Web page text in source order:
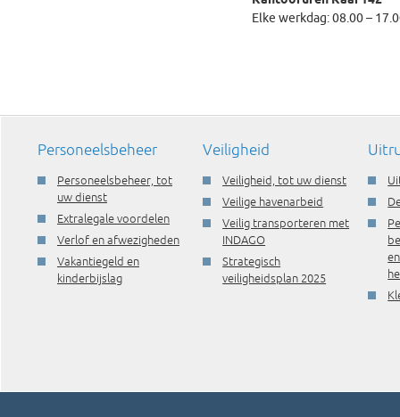
Elke werkdag: 08.00 –
Personeelsbeheer
Personeelsbeheer, tot
uw dienst
Extralegale voordelen
Verlof en afwezigheden
Vakantiegeld en
kinderbijslag
Veiligheid
Veiligheid, tot uw dienst
Veilige havenarbeid
Veilig transporteren met
INDAGO
Strategisch
veiligheidsplan 2025
en